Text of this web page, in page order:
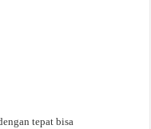
tepat bisa